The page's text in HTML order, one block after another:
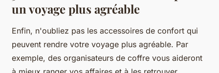
un voyage plus agréable
Enfin, n'oubliez pas les accessoires de confort qui
peuvent rendre votre voyage plus agréable. Par
exemple, des organisateurs de coffre vous aideront